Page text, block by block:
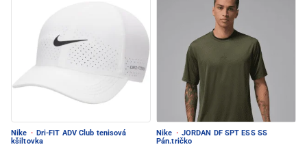
Nike · Dri-FIT ADV Club tenisová
kšiltovka
Nike · JORDAN DF SPT ESS SS
Pán.tričko